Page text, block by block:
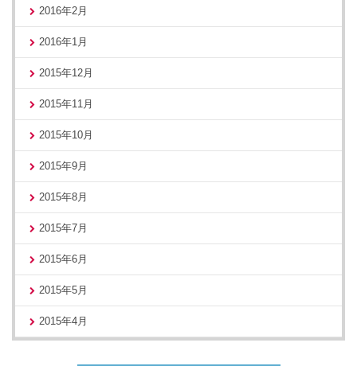
2016年2月
2016年1月
2015年12月
2015年11月
2015年10月
2015年9月
2015年8月
2015年7月
2015年6月
2015年5月
2015年4月